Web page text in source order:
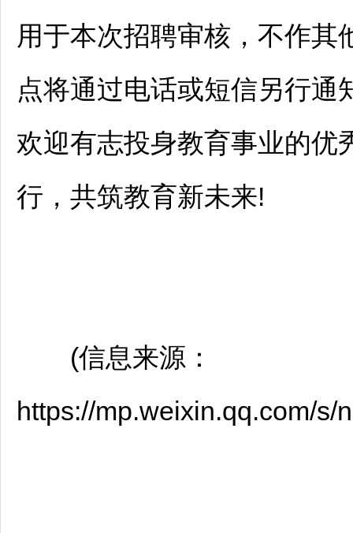
用于本次招聘审核，不作其
点将通过电话或短信另行通
欢迎有志投身教育事业的优
行，共筑教育新未来!
(信息来源：
https://mp.weixin.qq.com/s/